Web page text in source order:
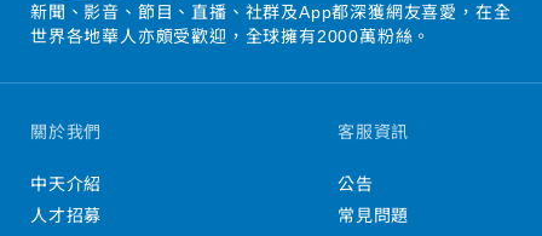
新聞、影音、節目、直播、社群及App都深獲網友喜愛，在全
世界各地華人亦頗受歡迎，全球擁有2000萬粉絲。
關於我們
中天介紹
人才招募
客服資訊
公告
常見問題